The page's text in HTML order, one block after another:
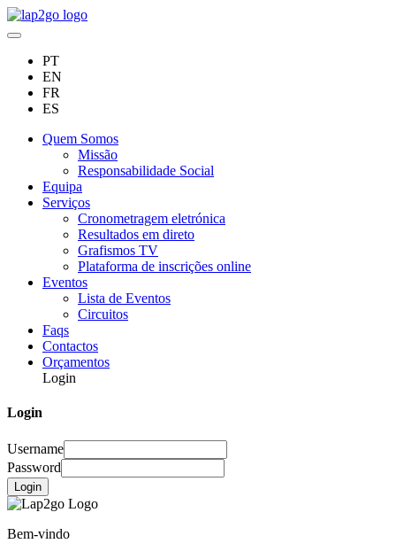
PT
EN
FR
ES
Quem Somos
Missão
Responsabilidade Social
Equipa
Serviços
Cronometragem eletrónica
Resultados em direto
Grafismos TV
Plataforma de inscrições online
Eventos
Lista de Eventos
Circuitos
Faqs
Contactos
Orçamentos
Login
Login
Username
Password
Login
Bem-vindo